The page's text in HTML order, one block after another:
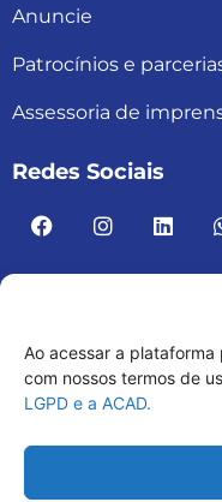
Ao acessar a
com nossos termos de
LGPD e a ACAD.
Anuncie
Patrocínios e
Assessoria de
Redes Sociais
ACAD